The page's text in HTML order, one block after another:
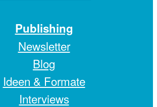
Publishing
Newsletter
Blog
Ideen & Formate
Interviews